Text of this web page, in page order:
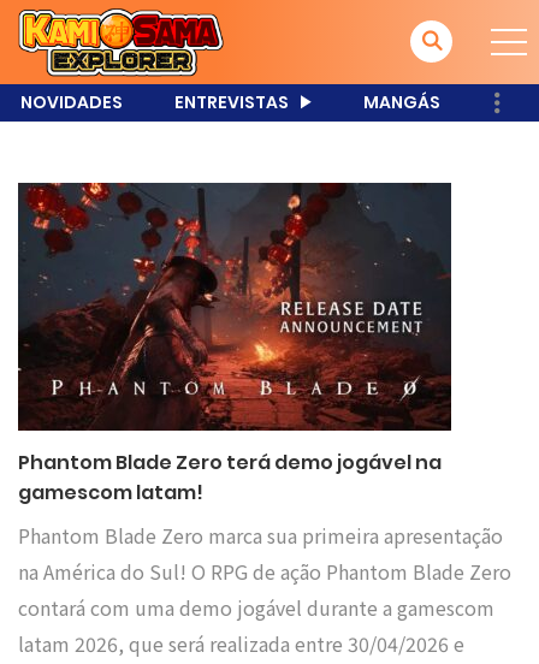
NOVIDADES ENTREVISTAS MANGÁS
Phantom Blade Zero terá demo jogável na
gamescom latam!
Phantom Blade Zero marca sua primeira apresentação
na América do Sul! O RPG de ação Phantom Blade Zero
contará com uma demo jogável durante a gamescom
latam 2026, que será realizada entre 30/04/2026 e